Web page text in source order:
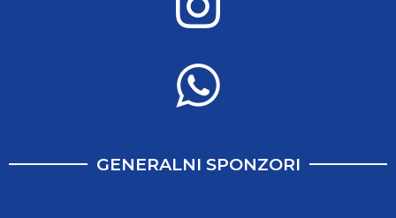
GENERALNI SPONZORI